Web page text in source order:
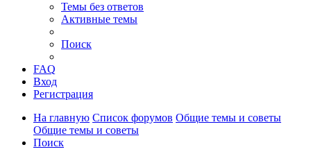
Темы без ответов
Активные темы
Поиск
FAQ
Вход
Регистрация
На главную Список форумов Общие темы и советы
Общие темы и советы
Поиск